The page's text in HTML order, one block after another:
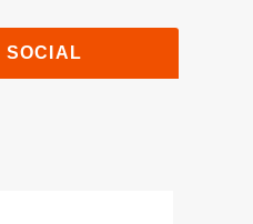
SOCIAL